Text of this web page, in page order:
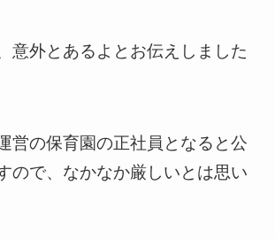
意外とあるよとお伝えしました
営の保育園の正社員となると公
ので、なかなか厳しいとは思い